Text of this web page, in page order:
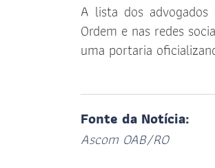
A lista dos
Ordem e nas redes
uma portaria
Fonte da Notícia:
Ascom OAB/RO